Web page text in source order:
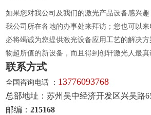
如果您对我公司及我们的激光产品设备感兴
我公司所在各地的办事处来拜访；您也可以
必将竭诚为您提供激光设备应用工艺的解决
物超所值的新设备，而且得到创轩激光人最真
联系方式
全国咨询电话 ： 13776093768
总部地址：苏州吴中经济开发区兴吴路
邮编：215168